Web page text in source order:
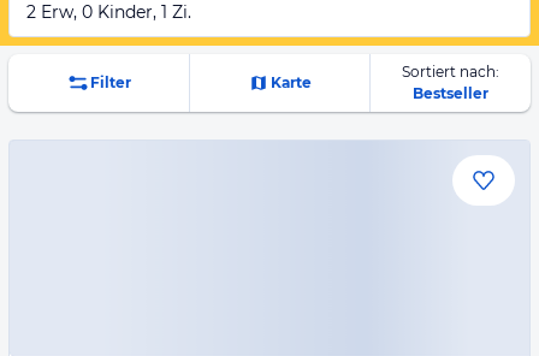
2 Erw, 0 Kinder, 1 Zi.
Filter Karte
Sortiert nach:
Bestseller